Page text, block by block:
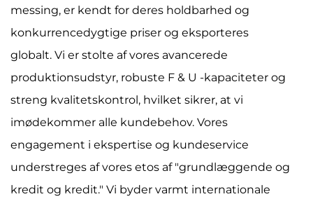
messing, er kendt for deres holdbarhed og
konkurrencedygtige priser og eksporteres
globalt. Vi er stolte af vores avancerede
produktionsudstyr, robuste F & U -kapaciteter og
streng kvalitetskontrol, hvilket sikrer, at vi
imødekommer alle kundebehov. Vores
engagement i ekspertise og kundeservice
understreges af vores etos af "grundlæggende og
kredit og kredit." Vi byder varmt internationale